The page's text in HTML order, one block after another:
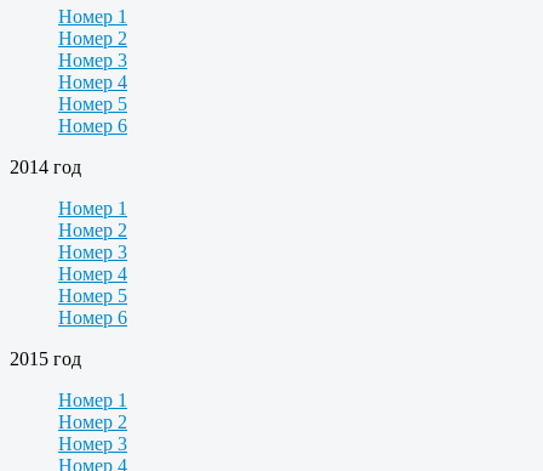
Номер 1
Номер 2
Номер 3
Номер 4
Номер 5
Номер 6
2014 год
Номер 1
Номер 2
Номер 3
Номер 4
Номер 5
Номер 6
2015 год
Номер 1
Номер 2
Номер 3
Номер 4